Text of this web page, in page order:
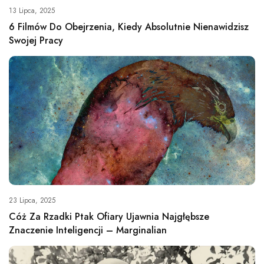
13 Lipca, 2025
6 Filmów Do Obejrzenia, Kiedy Absolutnie Nienawidzisz
Swojej Pracy
23 Lipca, 2025
Cóż Za Rzadki Ptak Ofiary Ujawnia Najgłębsze
Znaczenie Inteligencji – Marginalian